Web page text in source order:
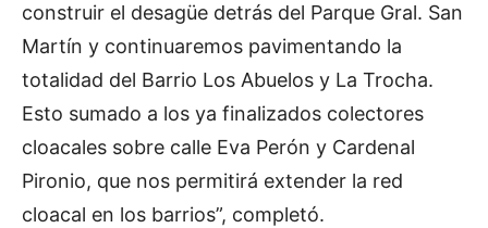
construir el desagüe detrás del Parque Gral. San
Martín y continuaremos pavimentando la
totalidad del Barrio Los Abuelos y La Trocha.
Esto sumado a los ya finalizados colectores
cloacales sobre calle Eva Perón y Cardenal
Pironio, que nos permitirá extender la red
cloacal en los barrios”, completó.